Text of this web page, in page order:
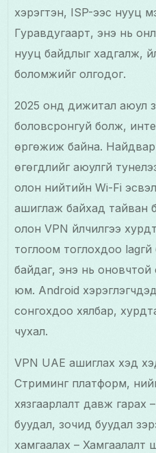
хэрэгтэн, ISP-ээс нууц
Гуравдугаарт, энэ нь
нууц байдлыг хадгалж,
боломжийг олгодог.
2025 онд дижитал аюул
боловсронгуй болж,
өргөжиж байна.
өгөгдлийг аюулгүй
олон нийтийн Wi-Fi эсвэл
ашиглаж байхад тайван
олон VPN үйлчилгээ
тоглоом тоглохдоо
байдаг, энэ нь оновчтой
юм. Android
сонгохдоо хялбар,
чухал.
VPN UAE ашиглах хэд
Стриминг платформ,
хязгаарлалт давж гарах
буудал, зочид буудал
хамгаалах – Хамгаалалт